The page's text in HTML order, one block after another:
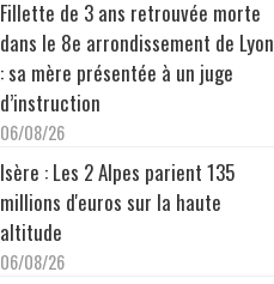
Fillette de 3 ans retrouvée morte
dans le 8e arrondissement de Lyon
: sa mère présentée à un juge
d’instruction
06/08/26
Isère : Les 2 Alpes parient 135
millions d'euros sur la haute
altitude
06/08/26